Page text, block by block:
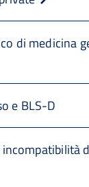
di medicina
e BLS-D